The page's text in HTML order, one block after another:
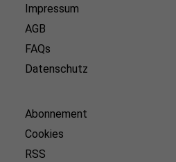
Impressum
AGB
FAQs
Datenschutz
Abonnement
Cookies
RSS